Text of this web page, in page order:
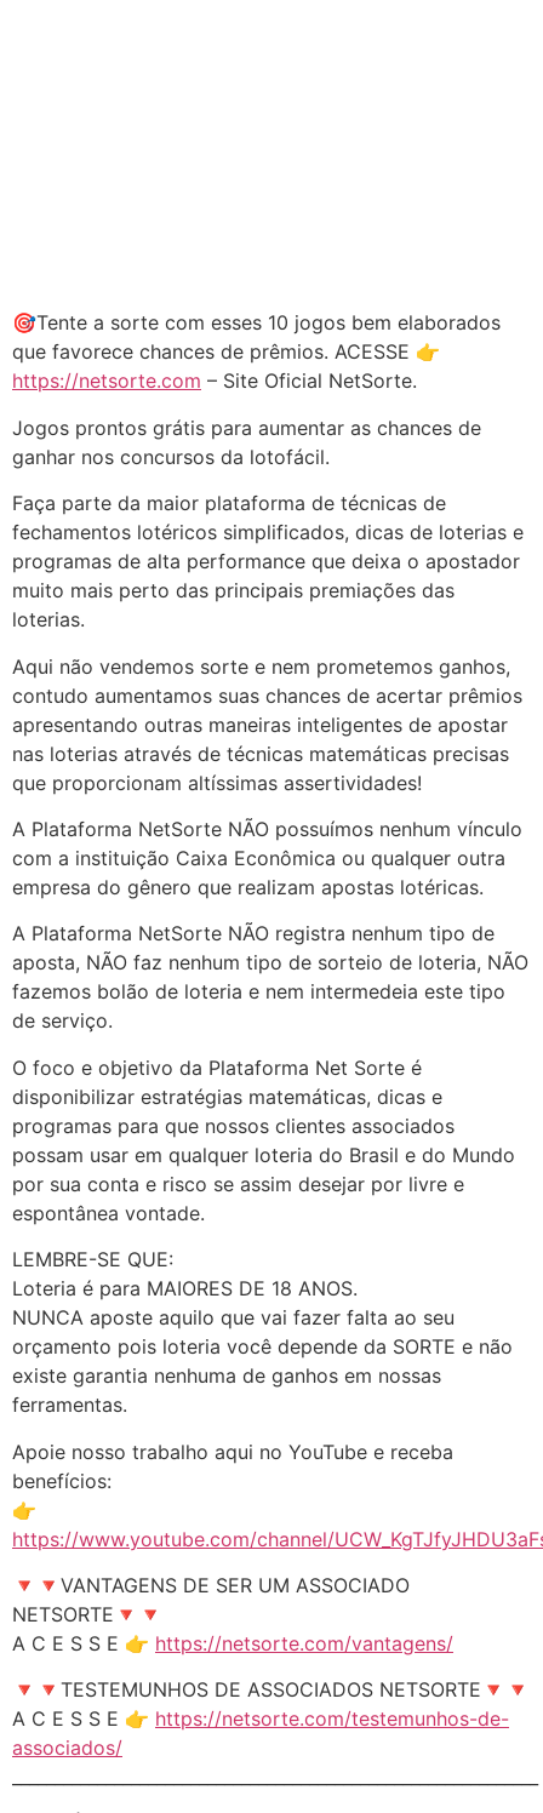
🎯Tente a sorte com esses 10 jogos bem elaborados
que favorece chances de prêmios. ACESSE 👉
https://netsorte.com – Site Oficial NetSorte.
Jogos prontos grátis para aumentar as chances de
ganhar nos concursos da lotofácil.
Faça parte da maior plataforma de técnicas de
fechamentos lotéricos simplificados, dicas de loterias e
programas de alta performance que deixa o apostador
muito mais perto das principais premiações das
loterias.
Aqui não vendemos sorte e nem prometemos ganhos,
contudo aumentamos suas chances de acertar prêmios
apresentando outras maneiras inteligentes de apostar
nas loterias através de técnicas matemáticas precisas
que proporcionam altíssimas assertividades!
A Plataforma NetSorte NÃO possuímos nenhum vínculo
com a instituição Caixa Econômica ou qualquer outra
empresa do gênero que realizam apostas lotéricas.
A Plataforma NetSorte NÃO registra nenhum tipo de
aposta, NÃO faz nenhum tipo de sorteio de loteria, NÃO
fazemos bolão de loteria e nem intermedeia este tipo
de serviço.
O foco e objetivo da Plataforma Net Sorte é
disponibilizar estratégias matemáticas, dicas e
programas para que nossos clientes associados
possam usar em qualquer loteria do Brasil e do Mundo
por sua conta e risco se assim desejar por livre e
espontânea vontade.
LEMBRE-SE QUE:
Loteria é para MAIORES DE 18 ANOS.
NUNCA aposte aquilo que vai fazer falta ao seu
orçamento pois loteria você depende da SORTE e não
existe garantia nenhuma de ganhos em nossas
ferramentas.
Apoie nosso trabalho aqui no YouTube e receba
benefícios:
👉
https://www.youtube.com/channel/
🔻🔻VANTAGENS DE SER UM ASSOCIADO
NETSORTE🔻🔻
A C E S S E 👉 https://netsorte.com/vantagens/
🔻🔻TESTEMUNHOS DE ASSOCIADOS NETSORTE🔻🔻
A C E S S E 👉 https://netsorte.com/testemunhos-de-
associados/